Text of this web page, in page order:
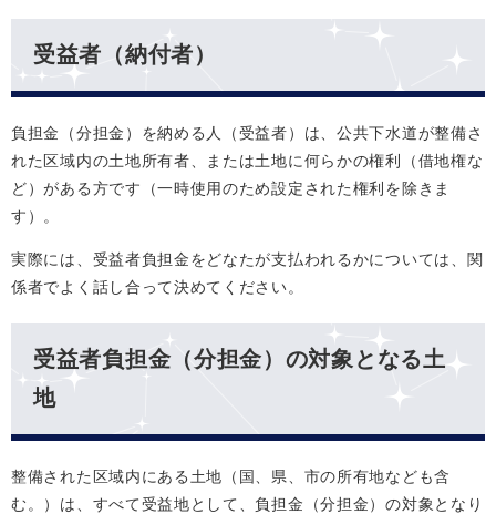
受益者（納付者）
負担金（分担金）を納める人（受益者）は、公共下水道が整備さ
れた区域内の土地所有者、または土地に何らかの権利（借地権な
ど）がある方です（一時使用のため設定された権利を除きま
す）。
実際には、受益者負担金をどなたが支払われるかについては、関
係者でよく話し合って決めてください。
受益者負担金（分担金）の対象となる土
地
整備された区域内にある土地（国、県、市の所有地なども含
む。）は、すべて受益地として、負担金（分担金）の対象となり